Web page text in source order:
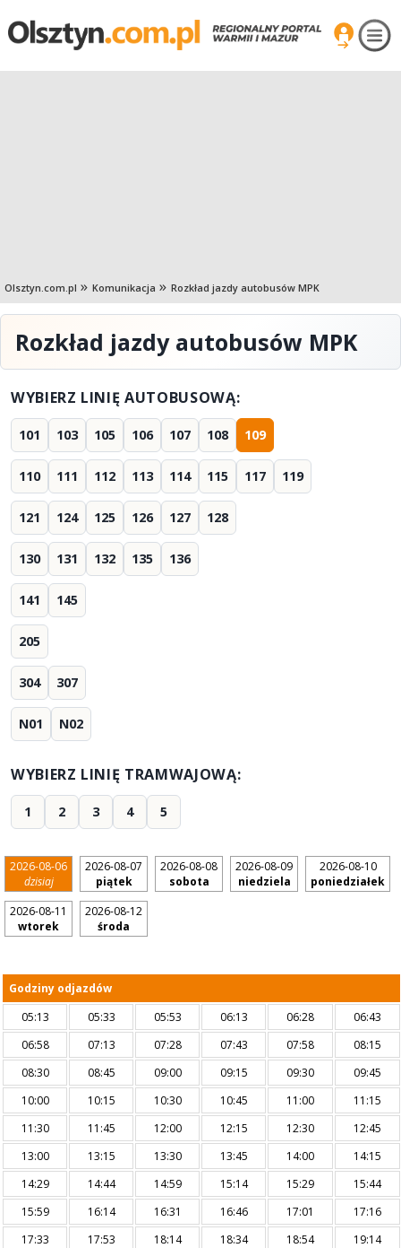
Olsztyn.com.pl Komunikacja Rozkład jazdy autobusów MPK
Rozkład jazdy autobusów MPK
WYBIERZ LINIĘ AUTOBUSOWĄ:
101 103 105 106 107 108 109
110 111 112 113 114 115 117 119
121 124 125 126 127 128
130 131 132 135 136
141 145
205
304 307
N01 N02
WYBIERZ LINIĘ TRAMWAJOWĄ:
1 2 3 4 5
2026-08-06
dzisiaj
2026-08-07
piątek
2026-08-08
sobota
2026-08-09
niedziela
2026-08-10
poniedziałek
2026-08-11
wtorek
2026-08-12
środa
Godziny odjazdów
05:13
05:33 05:53 06:13 06:28
06:43
06:58
07:13 07:28 07:43 07:58
08:15
08:30
08:45 09:00 09:15 09:30
09:45
10:00
10:15 10:30 10:45 11:00
11:15
11:30
11:45 12:00 12:15 12:30
12:45
13:00
13:15 13:30 13:45 14:00
14:15
14:29
14:44 14:59 15:14 15:29
15:44
15:59
16:14 16:31 16:46 17:01
17:16
17:33
17:53 18:14 18:34 18:54
19:14